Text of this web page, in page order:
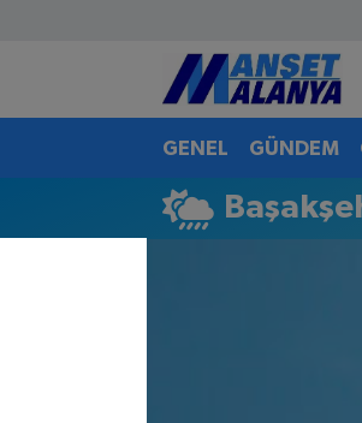
GENEL GÜNDEM
Antalya Nöbetçi Eczaneler
Antalya Hava Durumu
Antalya Namaz Vakitleri